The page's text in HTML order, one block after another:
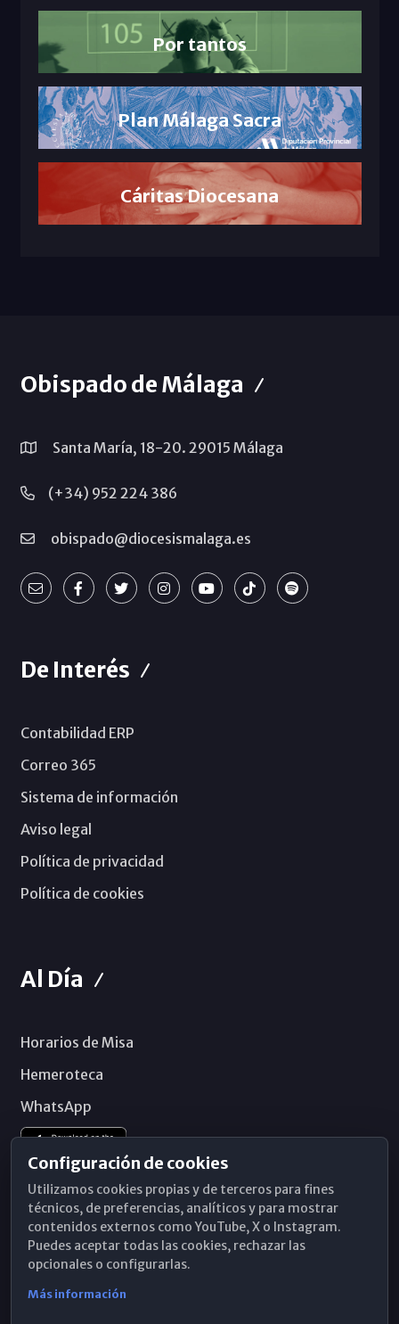
Por tantos
Plan Málaga Sacra
Cáritas Diocesana
Obispado de Málaga
Santa María, 18-20. 29015 Málaga
(+34) 952 224 386
obispado@diocesismalaga.es
De Interés
Contabilidad ERP
Correo 365
Sistema de información
Aviso legal
Política de privacidad
Política de cookies
Al Día
Horarios de Misa
Hemeroteca
WhatsApp
Configuración de cookies
Utilizamos cookies propias y de terceros para fines
técnicos, de preferencias, analíticos y para mostrar
contenidos externos como YouTube, X o Instagram.
Puedes aceptar todas las cookies, rechazar las
opcionales o configurarlas.
Más información